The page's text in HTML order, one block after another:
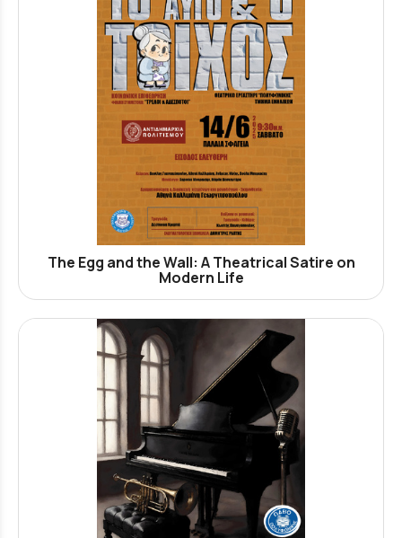
The Egg and the Wall: A Theatrical Satire on
Modern Life